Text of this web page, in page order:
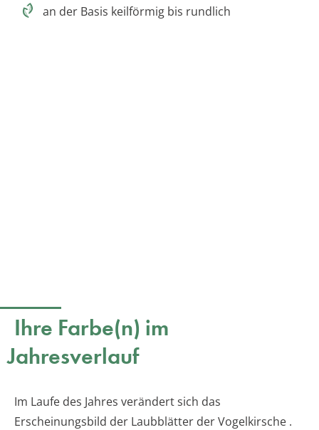
an der Basis keilförmig bis rundlich
Ihre Farbe(n) im
Jahresverlauf
Im Laufe des Jahres verändert sich das
Erscheinungsbild der Laubblätter der Vogelkirsche .